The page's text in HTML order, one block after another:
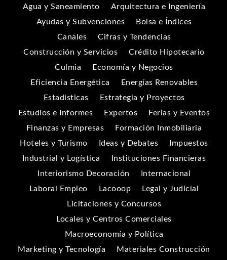
Agua y Saneamiento
Arquitectura e Ingeniería
Ayudas y Subvenciones
Bolsa e Índices
Canales
Cifras y Tendencias
Construcción y Servicios
Crédito Hipotecario
Culmia
Economía y Negocios
Eficiencia Energética
Energías Renovables
Estadísticas
Estrategia y Proyectos
Estudios e Informes
Expertos
Ferias y Eventos
Finanzas y Empresas
Formación Inmobiliaria
Hoteles y Turismo
Ideas y Debates
Impuestos
Industrial y Logística
Instituciones Financieras
Interiorismo Decoración
Internacional
Laboral Empleo
Lacooop
Legal y Judicial
Licitaciones y Concursos
Locales y Centros Comerciales
Macroeconomía y Política
Marketing y Tecnología
Materiales Construcción